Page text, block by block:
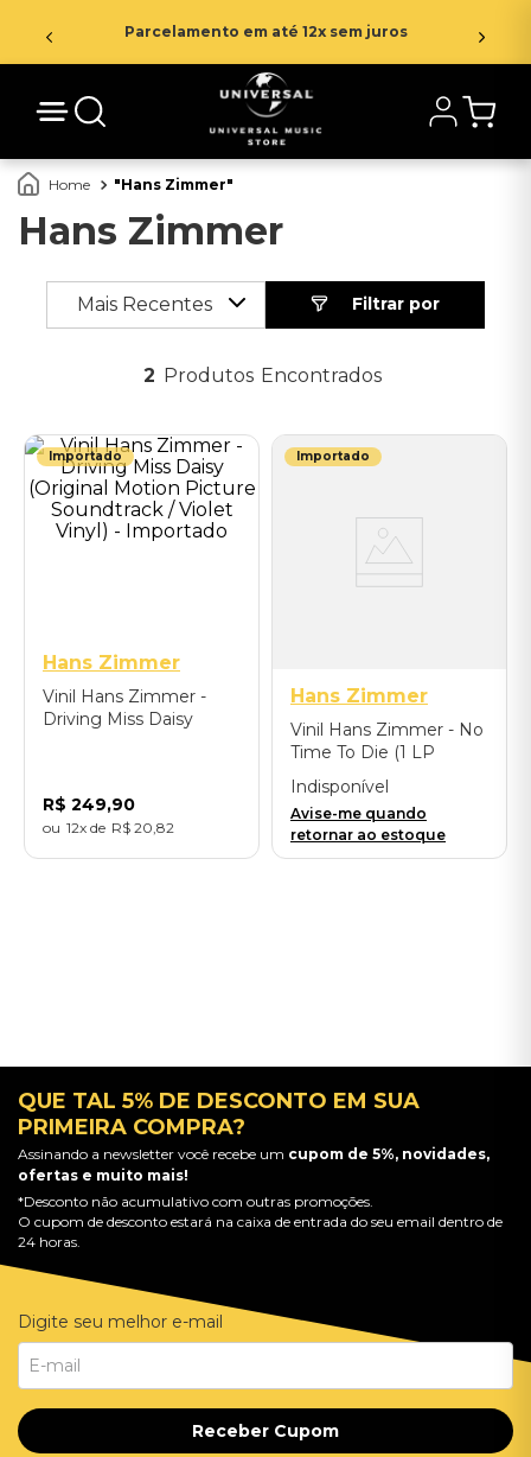
Parcelamento em até 12x sem juros
Hans Zimmer
Hans Zimmer
Mais Recentes
2 Produtos
Importado
Hans Zimmer
Vinil Hans Zimmer -
Driving Miss Daisy
R$ 249,90
12 R$ 20 82
Importado
Hans Zimmer
Vinil Hans Zimmer - No
Time To Die (1 LP
Picture Disc / Original
Motion Picture
Soundtrack)
Indisponível
Avise-me quando
retornar ao estoque
QUE TAL 5% DE DESCONTO EM SUA
PRIMEIRA COMPRA?
Assinando a newsletter você recebe um cupom de 5%, novidades,
ofertas e muito mais!
*Desconto não acumulativo com outras promoções.
O cupom de desconto estará na caixa de entrada do seu email dentro de
24 horas.
Digite seu melhor e-mail
Receber Cupom